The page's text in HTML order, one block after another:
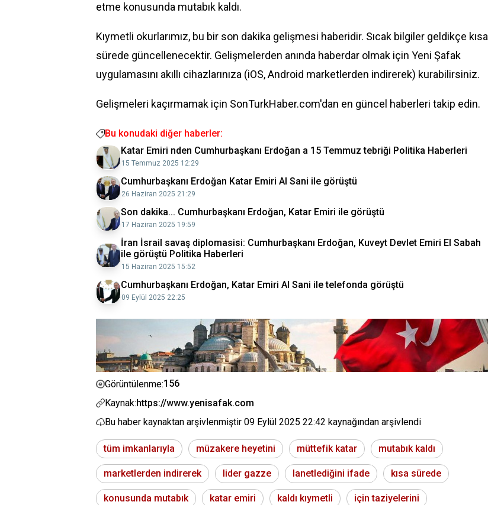
etme konusunda mutabık kaldı.
Kıymetli okurlarımız, bu bir son dakika gelişmesi haberidir. Sıcak bilgiler geldikçe kısa
sürede güncellenecektir. Gelişmelerden anında haberdar olmak için Yeni Şafak
uygulamasını akıllı cihazlarınıza (iOS, Android marketlerden indirerek) kurabilirsiniz.
Gelişmeleri kaçırmamak için SonTurkHaber.com'dan en güncel haberleri takip edin.
Bu konudaki diğer haberler:
Katar Emiri nden Cumhurbaşkanı Erdoğan a 15 Temmuz tebriği Politika Haberleri
15 Temmuz 2025 12:29
Cumhurbaşkanı Erdoğan Katar Emiri Al Sani ile görüştü
26 Haziran 2025 21:29
Son dakika... Cumhurbaşkanı Erdoğan, Katar Emiri ile görüştü
17 Haziran 2025 19:59
İran İsrail savaş diplomasisi: Cumhurbaşkanı Erdoğan, Kuveyt Devlet Emiri El Sabah
ile görüştü Politika Haberleri
15 Haziran 2025 15:52
Cumhurbaşkanı Erdoğan, Katar Emiri Al Sani ile telefonda görüştü
09 Eylül 2025 22:25
Görüntülenme:156
Kaynak:https://www.yenisafak.com
Bu haber kaynaktan arşivlenmiştir 09 Eylül 2025 22:42 kaynağından arşivlendi
tüm imkanlarıyla müzakere heyetini müttefik katar mutabık kaldı
marketlerden indirerek lider gazze lanetlediğini ifade kısa sürede
konusunda mutabık katar emiri kaldı kıymetli için taziyelerini